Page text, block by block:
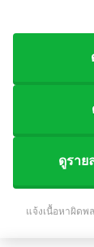
ดูราย
แจ้งเนื้อหาผิดพ